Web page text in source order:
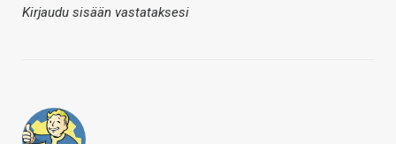
Kirjaudu sisään vastataksesi